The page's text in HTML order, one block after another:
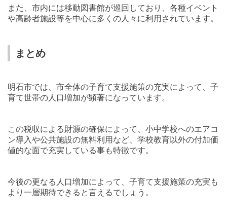
また、市内には移動図書館が巡回しており、各種イベント
や高齢者施設等を中心に多くの人々に利用されています。
まとめ
明石市では、市全体の子育て支援施策の充実によって、子
育て世帯の人口増加が顕著になっています。
この税収による財源の確保によって、小中学校へのエアコ
ン導入や公共施設の無料利用など、学校教育以外の付加価
値的な面で充実している事も特徴です。
今後の更なる人口増加によって、子育て支援施策の充実も
より一層期待できると言えるでしょう。